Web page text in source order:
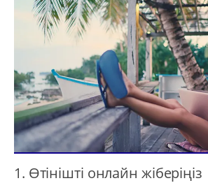
1. Өтінішті онлайн жіберіңіз